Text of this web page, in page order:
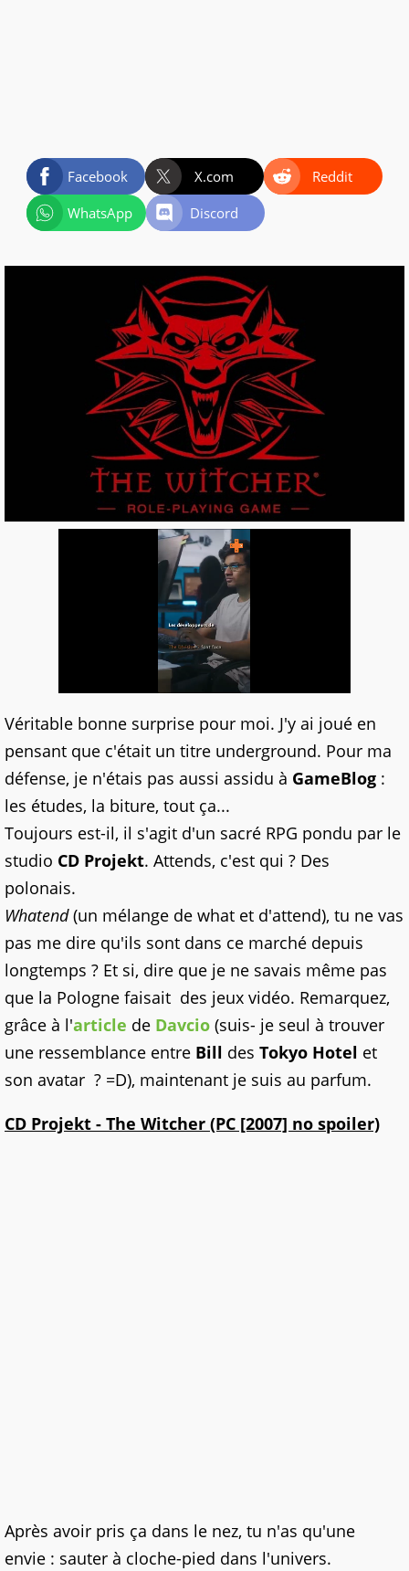
Facebook X.com
Reddit
WhatsApp
Discord
Véritable bonne surprise pour moi. J'y ai joué en
pensant que c'était un titre underground. Pour ma
défense, je n'étais pas aussi assidu à GameBlog :
les études, la biture, tout ça...
Toujours est-il, il s'agit d'un sacré RPG pondu par le
studio CD Projekt. Attends, c'est qui ? Des
polonais.
Whatend(un mélange de what et d'attend), tu ne vas
pas me dire qu'ils sont dans ce marché depuis
longtemps ? Et si, dire que je ne savais même pas
que la Pologne faisait des jeux vidéo. Remarquez,
grâce à l'article de Davcio (suis- je seul à trouver
une ressemblance entre Bill des Tokyo Hotel et
son avatar ? =D), maintenant je suis au parfum.
CD Projekt - The Witcher (PC [2007] no spoiler)
Après avoir pris ça dans le nez, tu n'as qu'une
envie : sauter à cloche-pied dans l'univers.